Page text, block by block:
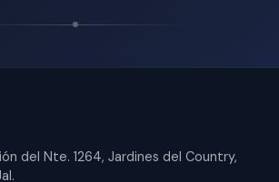
del Nte. 1264, Jardines del Country,